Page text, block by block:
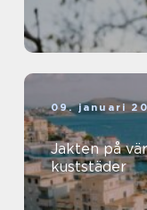
09. januari
Jakten på
kuststäder